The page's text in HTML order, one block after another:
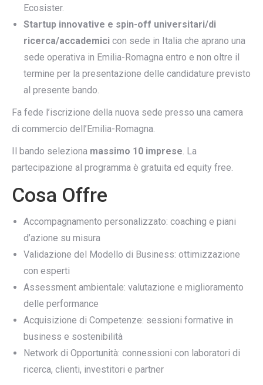
Ecosister.
Startup innovative e spin-off universitari/di
ricerca/accademici con sede in Italia che aprano una
sede operativa in Emilia-Romagna entro e non oltre il
termine per la presentazione delle candidature previsto
al presente bando.
Fa fede l’iscrizione della nuova sede presso una camera
di commercio dell’Emilia-Romagna.
Il bando seleziona massimo 10 imprese. La
partecipazione al programma è gratuita ed equity free.
Cosa Offre
Accompagnamento personalizzato: coaching e piani
d’azione su misura
Validazione del Modello di Business: ottimizzazione
con esperti
Assessment ambientale: valutazione e miglioramento
delle performance
Acquisizione di Competenze: sessioni formative in
business e sostenibilità
Network di Opportunità: connessioni con laboratori di
ricerca, clienti, investitori e partner